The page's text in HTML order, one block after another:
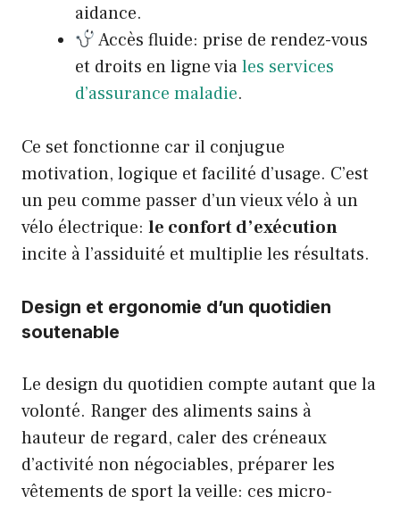
aidance.
Accès fluide: prise de rendez-vous
et droits en ligne viales services
d’assurance maladie.
Ce set fonctionne car il conjugue
motivation, logique et facilité d’usage. C’est
un peu comme passer d’un vieux vélo à un
vélo électrique: le confort d’exécution
incite à l’assiduité et multiplie les résultats.
Design et ergonomie d’un quotidien
soutenable
Le design du quotidien compte autant que la
volonté. Ranger des aliments sains à
hauteur de regard, caler des créneaux
d’activité non négociables, préparer les
vêtements de sport la veille: ces micro-